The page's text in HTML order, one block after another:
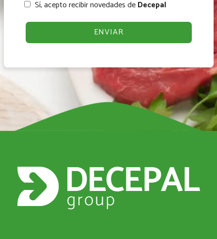
Sí, acepto recibir novedades deDecepal